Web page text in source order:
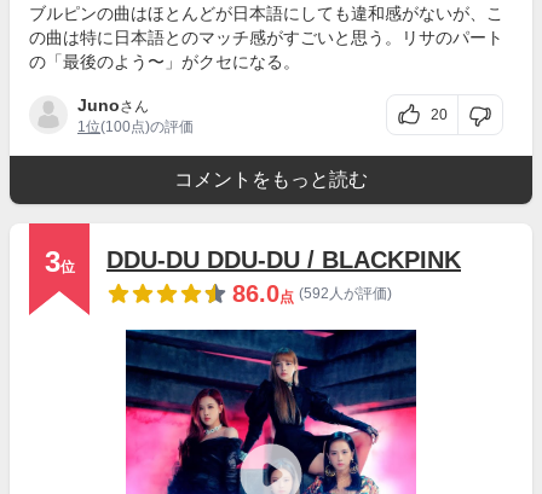
ブルピンの曲はほとんどが日本語にしても違和感がないが、こ
の曲は特に日本語とのマッチ感がすごいと思う。リサのパート
の「最後のよう〜」がクセになる。
Junoさん
1位(100点)の評価
20
コメントをもっと読む
3位
DDU-DU DDU-DU / BLACKPINK
86.0点 (592人が評価)